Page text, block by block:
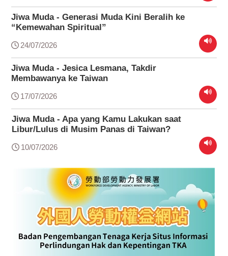
Jiwa Muda - Generasi Muda Kini Beralih ke
“Kemewahan Spiritual”
24/07/2026
Jiwa Muda - Jesica Lesmana, Takdir
Membawanya ke Taiwan
17/07/2026
Jiwa Muda - Apa yang Kamu Lakukan saat
Libur/Lulus di Musim Panas di Taiwan?
10/07/2026